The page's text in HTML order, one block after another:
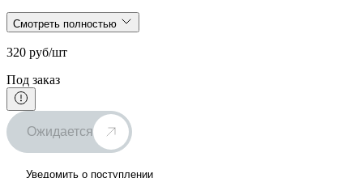
Смотреть полностью
320 руб/шт
Под заказ
Ожидается
Уведомить о поступлении